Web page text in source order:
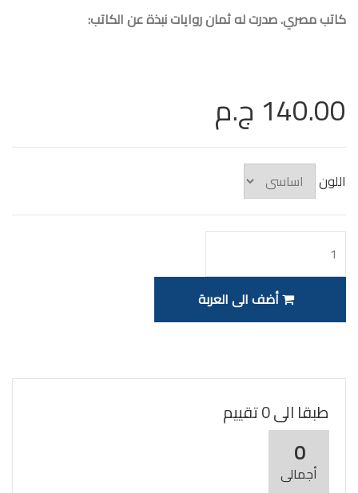
كاتب مصري. صدرت له ثمان رواياتنبذة عن الكاتب:
140.00 ج.م
اللون
أضف الى العربة
طبقا الى 0 تقييم
0
أجمالى